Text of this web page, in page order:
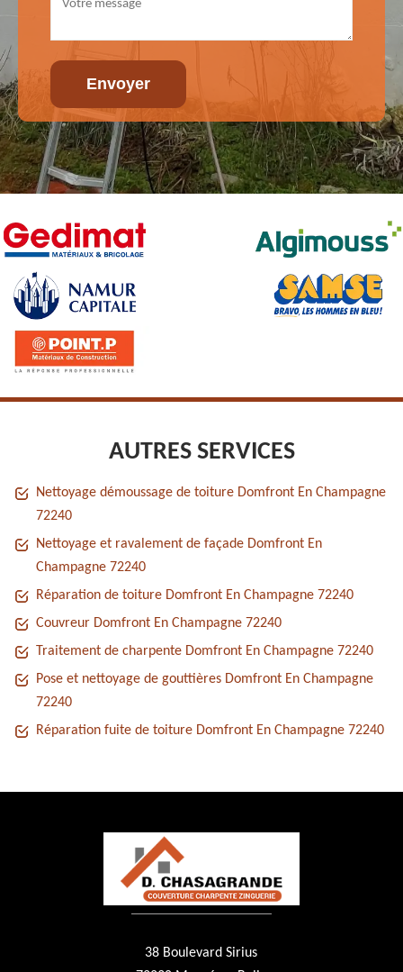
AUTRES SERVICES
Nettoyage démoussage de toiture Domfront En Champagne
72240
Nettoyage et ravalement de façade Domfront En
Champagne 72240
Réparation de toiture Domfront En Champagne 72240
Couvreur Domfront En Champagne 72240
Traitement de charpente Domfront En Champagne 72240
Pose et nettoyage de gouttières Domfront En Champagne
72240
Réparation fuite de toiture Domfront En Champagne 72240
38 Boulevard Sirius